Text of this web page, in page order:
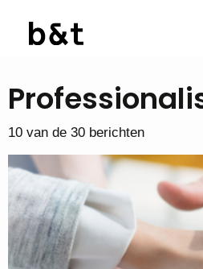
10 van de 30 berichten